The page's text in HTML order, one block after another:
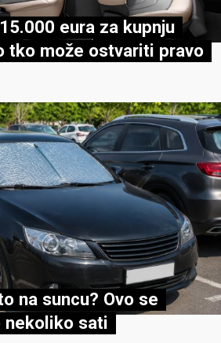
eura za kupnju
tko može ostvariti pravo
na suncu? Ovo se
nekoliko sati